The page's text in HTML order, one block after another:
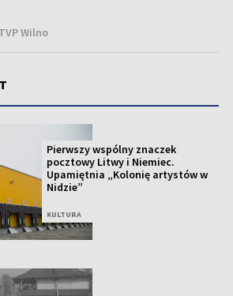
Wilno
Pierwszy wspólny znaczek
pocztowy Litwy i Niemiec.
Upamiętnia „Kolonię artystów w
Nidzie”
KULTURA